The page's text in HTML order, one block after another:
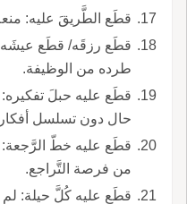
قطَع الطَّريقَ عليه:
قطَع رزقَه/ قطَع عيشَه:
طرده من الوظيفة.
قطَع عليه حبلَ تفكيره:
حال دون تسلسل
قطَع عليه خطّ الرَّجعة:
من فرصة التَّراجع.
قطَع عليه كُلَّ حيلة: